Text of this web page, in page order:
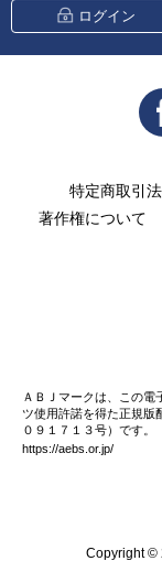
ログイン
特定商取引
著作権について
ＡＢＪマークは、この
ツ使用許諾を得た正規版
０９１７１３号）です。
https://aebs.or.jp/
Copyright ©